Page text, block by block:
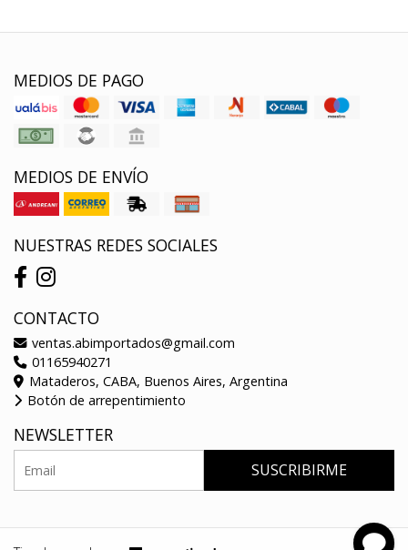
MEDIOS DE PAGO
MEDIOS DE ENVÍO
NUESTRAS REDES SOCIALES
CONTACTO
ventas.abimportados@gmail.com
01165940271
Mataderos, CABA, Buenos Aires, Argentina
Botón de arrepentimiento
NEWSLETTER
SUSCRIBIRME